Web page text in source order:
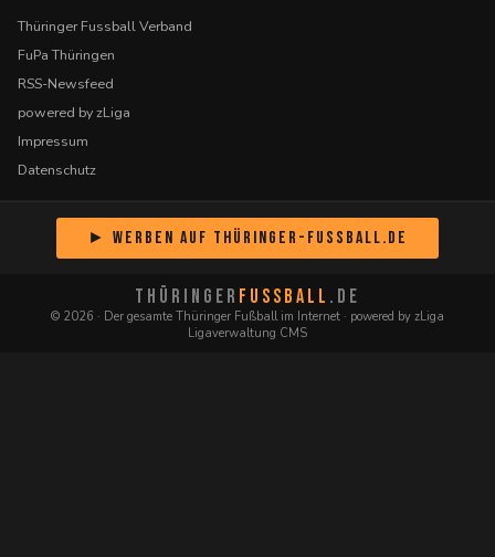
Thüringer Fussball Verband
FuPa Thüringen
RSS-Newsfeed
powered by zLiga
Impressum
Datenschutz
► Werben auf Thüringer-Fussball.de
THÜRINGER FUSSBALL .DE
© 2026 · Der gesamte Thüringer Fußball im Internet · powered by zLiga
Ligaverwaltung CMS